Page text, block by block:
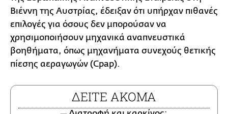
Βιέννη της Αυστρίας, έδειξαν ότι υπήρχαν πιθανές
επιλογές για όσους δεν μπορούσαν να
χρησιμοποιήσουν μηχανικά αναπνευστικά
βοηθήματα, όπως μηχανήματα συνεχούς θετικής
πίεσης αεραγωγών (Cpap).
ΔΕΙΤΕ ΑΚΟΜΑ